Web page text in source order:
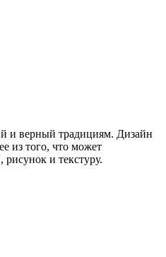
и верный традициям. Дизайн
из того, что может
и текстуру.